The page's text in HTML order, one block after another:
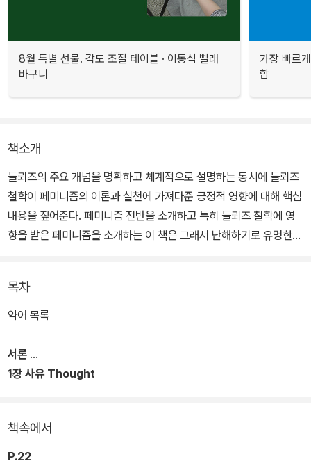
8월 특별 선물. 각도 조절 테이블 · 이동식 빨래
바구니
가장 빠르
합
책소개
들뢰즈의 주요 개념을 명확하고 체계적으로 설명하는 동시에 들뢰즈
철학이 페미니즘의 이론과 실천에 가져다준 긍정적 영향에 대해 핵심
내용을 짚어준다. 페미니즘 전반을 소개하고 특히 들뢰즈 철학에 영
향을 받은 페미니즘을 소개하는 이 책은 그래서 난해하기로 유명한
이 책은 들뢰즈의 작업이 어떻게 페미니즘 이론에 충격을 주어 성차
(sexual difference)에 대한 새로운 사유를 발견하게 했는지, 또 그
심을 둔다. 즉 들뢰즈의 작업이 지속적으로 여성이나 젠더에 관심을
두었기 때문이 아니라 계몽주의 이후 여성을 억압해 온 철학 체계를
목차
약어 목록
서론
1장 사유 Thought
책속에서
P.22